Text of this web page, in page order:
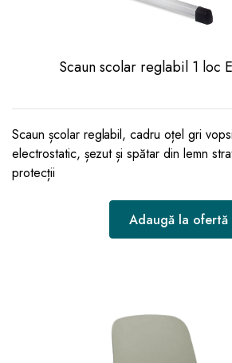
Scaun scolar reglabil 1 loc
Scaun școlar reglabil, cadru oțel gri
electrostatic, șezut și spătar din lemn
protecții
Adaugă la ofertă